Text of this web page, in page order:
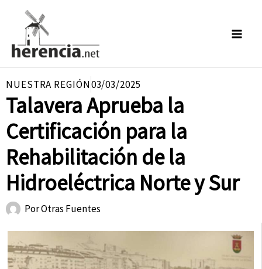
contenido
NUESTRA REGIÓN03/03/2025
Talavera Aprueba la
Certificación para la
Rehabilitación de la
Hidroeléctrica Norte y Sur
PorOtras Fuentes